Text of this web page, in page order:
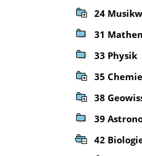
24
31
33 Physik
35 Chemie
38
39
42